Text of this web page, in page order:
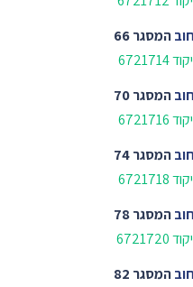
המסגר 66
6721714
המסגר 70
6721716
המסגר 74
6721718
המסגר 78
6721720
המסגר 82